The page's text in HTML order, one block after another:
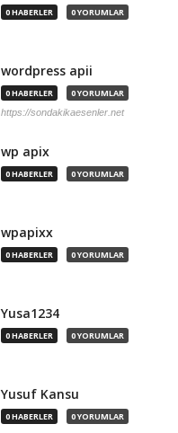
0 HABERLER 0 YORUMLAR
wordpress apii
0 HABERLER 0 YORUMLAR
https://sondakikaesenler.net
wp apix
0 HABERLER 0 YORUMLAR
wpapixx
0 HABERLER 0 YORUMLAR
Yusa1234
0 HABERLER 0 YORUMLAR
Yusuf Kansu
0 HABERLER 0 YORUMLAR